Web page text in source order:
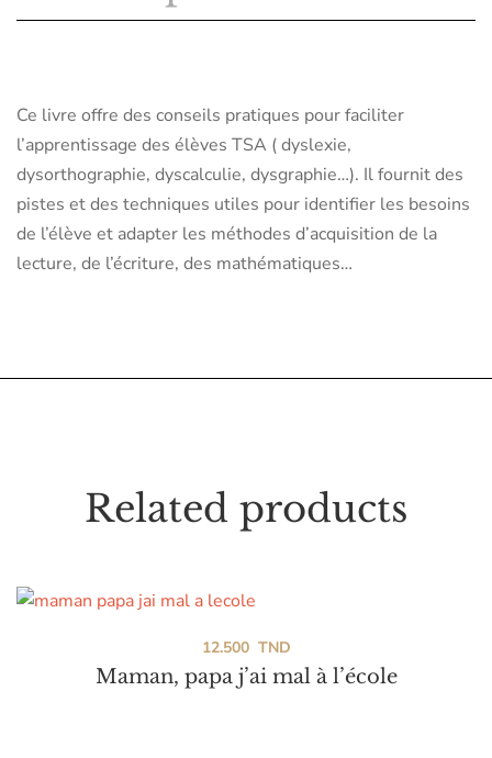
Ce livre offre des conseils pratiques pour faciliter
l’apprentissage des élèves TSA ( dyslexie,
dysorthographie, dyscalculie, dysgraphie…). Il fournit des
pistes et des techniques utiles pour identifier les besoins
de l’élève et adapter les méthodes d’acquisition de la
lecture, de l’écriture, des mathématiques…
Related products
Maman, papa j’ai mal à l’école
12.500 TND